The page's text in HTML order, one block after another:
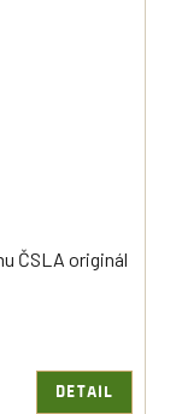
ČSLA originál
DETAIL